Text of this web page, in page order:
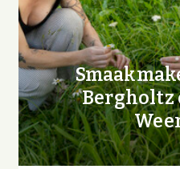
Bergholtz